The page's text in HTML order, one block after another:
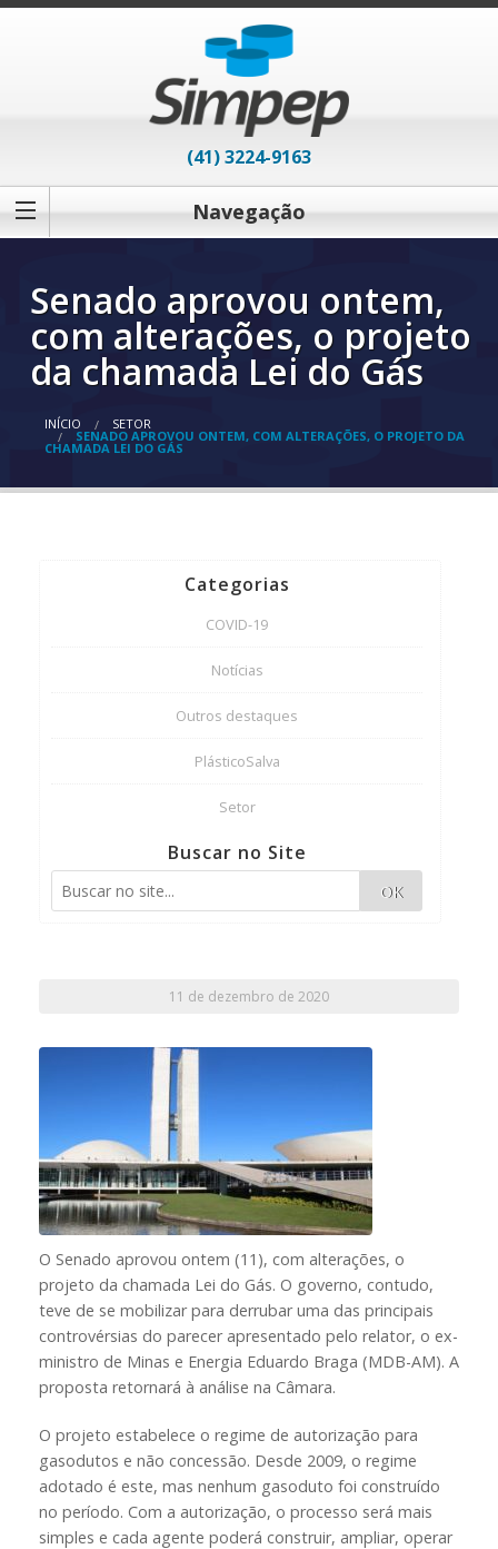
(41) 3224-9163
Navegação
Senado aprovou ontem,
com alterações, o projeto
da chamada Lei do Gás
INÍCIO SETOR
SENADO APROVOU ONTEM, COM ALTERAÇÕES, O PROJETO DA
CHAMADA LEI DO GÁS
Categorias
COVID-19
Notícias
Outros destaques
PlásticoSalva
Setor
Buscar no Site
OK
11 de dezembro de 2020
O Senado aprovou ontem (11), com alterações, o
projeto da chamada Lei do Gás. O governo, contudo,
teve de se mobilizar para derrubar uma das principais
controvérsias do parecer apresentado pelo relator, o ex-
ministro de Minas e Energia Eduardo Braga (MDB-AM). A
proposta retornará à análise na Câmara.
O projeto estabelece o regime de autorização para
gasodutos e não concessão. Desde 2009, o regime
adotado é este, mas nenhum gasoduto foi construído
no período. Com a autorização, o processo será mais
simples e cada agente poderá construir, ampliar, operar